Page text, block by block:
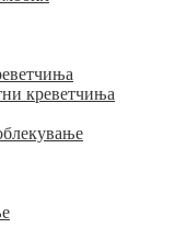
креветчиња